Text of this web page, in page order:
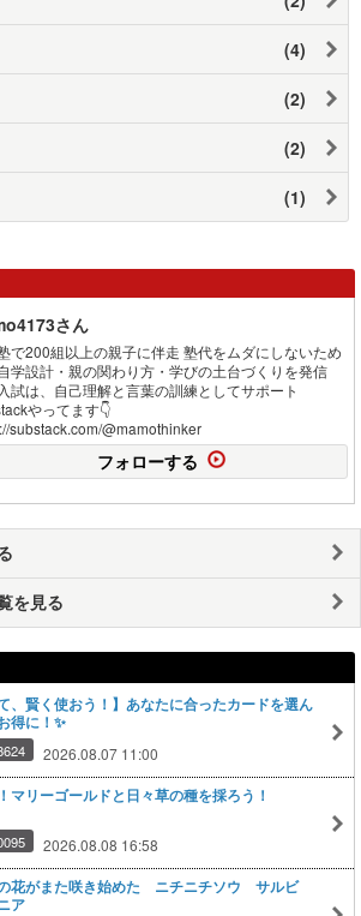
(4)
(2)
(2)
(1)
さん
で200組以上の親子に伴走 塾代をムダにしないため
学設計・親の関わり方・学びの土台づくりを発信
試は、自己理解と言葉の訓練としてサポート
やってます👇
substack.com/@mamothinker
フォローする
を見る
、賢く使おう！】あなたに合ったカードを選ん
得に！✨
2026.08.07 11:00
マリーゴールドと日々草の種を採ろう！
2026.08.08 16:58
花がまた咲き始めた ニチニチソウ サルビ
ア